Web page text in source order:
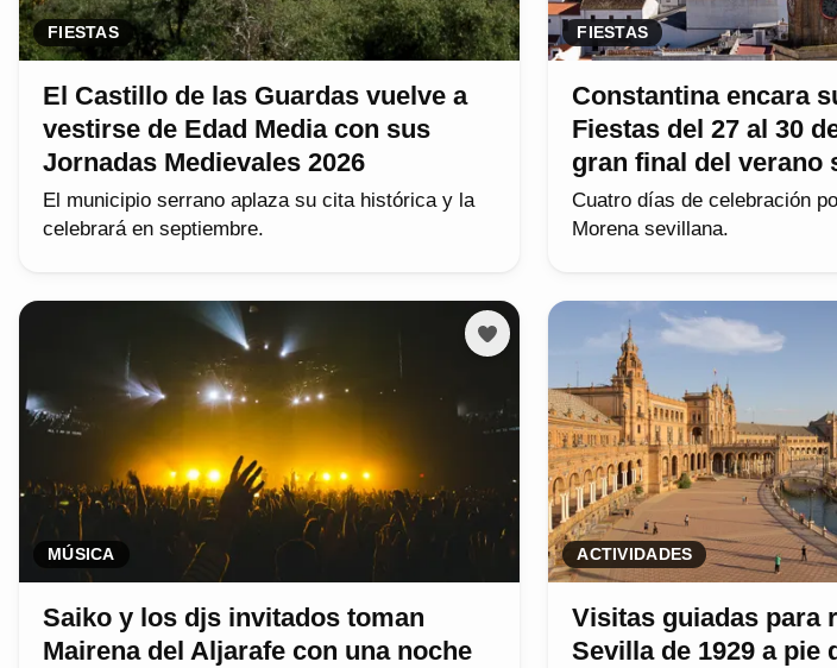
FIESTAS
El Castillo de las Guardas vuelve a
vestirse de Edad Media con sus
Jornadas Medievales 2026
El municipio serrano aplaza su cita histórica y la
celebrará en septiembre.
FIESTAS
Constantina encara
Fiestas del 27 al 30
gran final del verano
Cuatro días de celebración
Morena sevillana.
MÚSICA
Saiko y los djs invitados toman
Mairena del Aljarafe con una noche
ACTIVIDADES
Visitas guiadas para
Sevilla de 1929 a pie